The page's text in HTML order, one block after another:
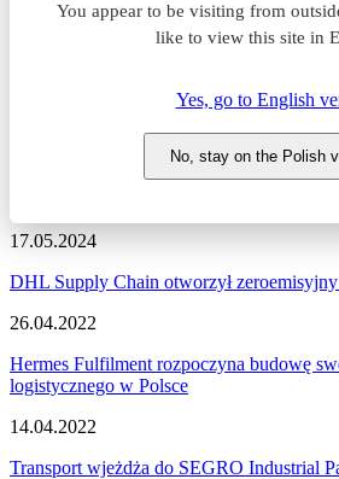
You appear to be visiting from
like to view this site in
Yes, go to English
No, stay on the Polish
Aktualności z
Zapraszamy do zapoznania się z
dotyczącymi sytuacji na rynku
deweloperskimi, a także wydarzeniami i
17.05.2024
DHL Supply Chain otworzył
26.04.2022
Hermes Fulfilment rozpoczyna budowę
logistycznego w Polsce
14.04.2022
Transport wjeżdża do SEGRO Industrial